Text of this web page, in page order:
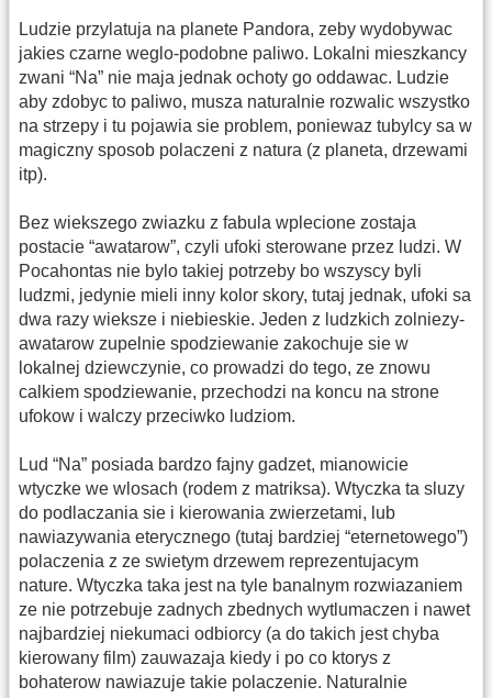
Ludzie przylatuja na planete Pandora, zeby wydobywac
jakies czarne weglo-podobne paliwo. Lokalni mieszkancy
zwani “Na” nie maja jednak ochoty go oddawac. Ludzie
aby zdobyc to paliwo, musza naturalnie rozwalic wszystko
na strzepy i tu pojawia sie problem, poniewaz tubylcy sa w
magiczny sposob polaczeni z natura (z planeta, drzewami
itp).
Bez wiekszego zwiazku z fabula wplecione zostaja
postacie “awatarow”, czyli ufoki sterowane przez ludzi. W
Pocahontas nie bylo takiej potrzeby bo wszyscy byli
ludzmi, jedynie mieli inny kolor skory, tutaj jednak, ufoki sa
dwa razy wieksze i niebieskie. Jeden z ludzkich zolniezy-
awatarow zupelnie spodziewanie zakochuje sie w
lokalnej dziewczynie, co prowadzi do tego, ze znowu
calkiem spodziewanie, przechodzi na koncu na strone
ufokow i walczy przeciwko ludziom.
Lud “Na” posiada bardzo fajny gadzet, mianowicie
wtyczke we wlosach (rodem z matriksa). Wtyczka ta sluzy
do podlaczania sie i kierowania zwierzetami, lub
nawiazywania eterycznego (tutaj bardziej “eternetowego”)
polaczenia z ze swietym drzewem reprezentujacym
nature. Wtyczka taka jest na tyle banalnym rozwiazaniem
ze nie potrzebuje zadnych zbednych wytlumaczen i nawet
najbardziej niekumaci odbiorcy (a do takich jest chyba
kierowany film) zauwazaja kiedy i po co ktorys z
bohaterow nawiazuje takie polaczenie. Naturalnie